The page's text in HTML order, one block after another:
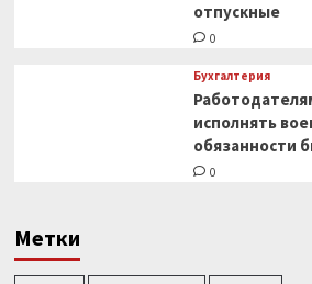
отпускные
0
Бухгалтерия
исполнять
обязанности
0
Метки